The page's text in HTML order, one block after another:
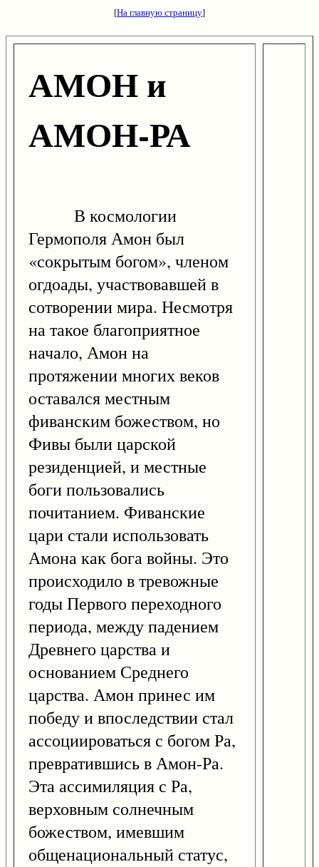
[На главную страницу]
АМОН и
АМОН-РА
В космологии
Гермополя Амон был
«сокрытым богом», членом
огдоады, участвовавшей в
сотворении мира. Несмотря
на такое благоприятное
начало, Амон на
протяжении многих веков
оставался местным
фиванским божеством, но
Фивы были царской
резиденцией, и местные
боги пользовались
почитанием. Фиванские
цари стали использовать
Амона как бога войны. Это
происходило в тревожные
годы Первого переходного
периода, между падением
Древнего царства и
основанием Среднего
царства. Амон принес им
победу и впоследствии стал
ассоциироваться с богом Ра,
превратившись в Амон-Ра.
Эта ассимиляция с Ра,
верховным солнечным
божеством, имевшим
общенациональный статус,